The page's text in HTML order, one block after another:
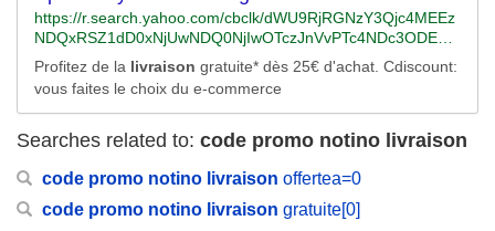
HNfYV9saWQlM2Rrd2QtNDE5MjQ3ODMwNjglMjYlMjZkc19l
X2FkaWQlM2Q3ODIwMjkwMjEzOTA4OCUyNmRzX2VfdGFy
Z2V0X2lkJTNka3dkLTc4MjAzMDM3NzExNDA4JTNhbG9jLTE
5MCUyNiUyNmRzX2VfbmV0d29yayUzZHMlMjZkc191cmxfdi
HAlM2Z0cmFja19pZCUzZGJpbmclMjZnY2xpZCUzZGY5NT
2Nsc3JjJTNkM3AuZHMlMjYlMjZtc2Nsa2lkJTNkZjk1NGEyMD
YyMDQ5MTkzZTYzNTFjMDU5ZTM4YTFhYTA%26rlid%3df9
54a2062049193e6351c059e38a1aa0/RK=2/RS=eZteiDlQZ2
oPxFCEEg--
B3CnR4Krk0QJvwgDXlHDgXnuAYlqBjR16nvDtim4L7vHyMm
2SIgCLsB28y2-
THLONJgrlsCvBXxgn4LihJsz424yHgGwgJalPr%26u%3daHR
0cHMlM2ElMmYlMmZ3d3cuY2Rpc2NvdW50LmNvbSUyZnNl
YXJjaCUyZjEwJTJmY29xJTJic3BvcnRpZi5odG1sJTNmY2lkJ
TNkc2VhcmNoX3R4dCUyNmNtX21tYyUzZFRYVCFDT1IhQ0
hBISEyODc4MDQyMjQhYmluZyUyNm1zY2xraWQlM2RhMW
ZmZDRjNWEyZDkxZGY4MzE4ZWI2OWE2NjA1Njg1OA%26r
lid%3da1ffd4c5a2d91df8318eb69a66056858/RK=2/RS=NZa
skbVxPZAw9UhXn9M8owOqd3M-
https://r.search.yahoo.com/cbclk/dWU9RjRGNzY3Qjc4MEEz
NDQxRSZ1dD0xNjUwNDQ0NjIwOTczJnVvPTc4NDc3ODE1O
DIzNDA5Jmx0PTImcz0yJmVzPTZzMFZzdGtHUFNfRTRWc
GJieHBrczA5d2Iuay5ieGljTUhWSzY1WXRoMVM5bmN3LQ-
-/RV=2/RE=1650473421/RO=10/RU=https%3a%2f%2fwww.b
ing.com%2faclick%3fld%3de8GO_bHPQTIwrwx48k1dMsUT
VUCUylB9XneCrzPXNphPCYDF6q35K6q6K9b7ea4DGrTDak
VQZNUEswfP7AjrL4XeBl_iqKtxVHX42ul722b7pEtWDNJC93c
wTJjMCkVytzeRK0lYseXHoHVHMepp3nQR1DO2bRtiTFBGp
Rpc2NvdW50LmNvbSUyZnNlYXJjaCUyZjEwJTJmc3BlZWR3
Profitez de la livraison gratuite* dès 25€ d'achat. Cdiscount:
vous faites le choix du e-commerce
Searches related to: code promo notino livraison
code promo notino livraison offertea=0
code promo notino livraison gratuite[0]